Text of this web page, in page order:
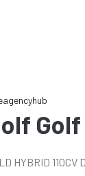
HYBRID 110CV